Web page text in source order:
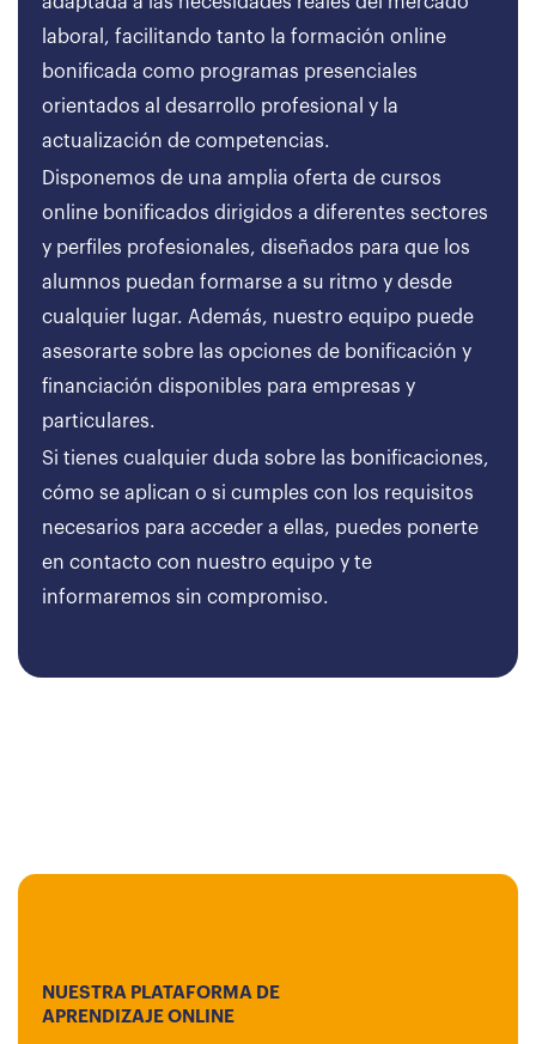
laboral, facilitando tanto la formación online
bonificada como programas presenciales
orientados al desarrollo profesional y la
actualización de competencias.
Disponemos de una amplia oferta de cursos
online bonificados dirigidos a diferentes sectores
y perfiles profesionales, diseñados para que los
alumnos puedan formarse a su ritmo y desde
cualquier lugar. Además, nuestro equipo puede
asesorarte sobre las opciones de bonificación y
financiación disponibles para empresas y
particulares.
Si tienes cualquier duda sobre las bonificaciones,
cómo se aplican o si cumples con los requisitos
necesarios para acceder a ellas, puedes ponerte
en contacto con nuestro equipo y te
informaremos sin compromiso.
NUESTRA PLATAFORMA DE
APRENDIZAJE ONLINE